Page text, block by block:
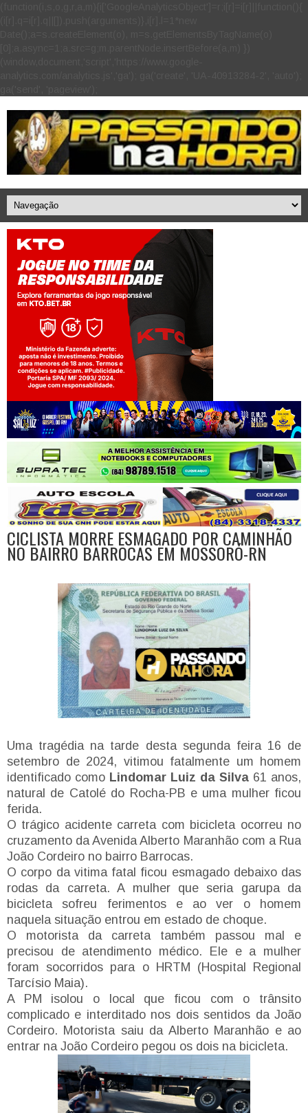
Jogue com responsabilidade. 18+
CICLISTA MORRE ESMAGADO POR CAMINHÃO
NO BAIRRO BARROCAS EM MOSSORÓ-RN
Uma tragédia na tarde desta segunda feira 16 de
setembro de 2024, vitimou fatalmente um homem
identificado como Lindomar Luiz da Silva 61 anos,
natural de Catolé do Rocha-PB e uma mulher ficou
ferida.
O trágico acidente carreta com bicicleta ocorreu no
cruzamento da Avenida Alberto Maranhão com a Rua
João Cordeiro no bairro Barrocas.
O corpo da vitima fatal ficou esmagado debaixo das
rodas da carreta. A mulher que seria garupa da
bicicleta sofreu ferimentos e ao ver o homem
naquela situação entrou em estado de choque.
O motorista da carreta também passou mal e
precisou de atendimento médico. Ele e a mulher
foram socorridos para o HRTM (Hospital Regional
Tarcísio Maia).
A PM isolou o local que ficou com o trânsito
complicado e interditado nos dois sentidos da João
Cordeiro. Motorista saiu da Alberto Maranhão e ao
entrar na João Cordeiro pegou os dois na bicicleta.